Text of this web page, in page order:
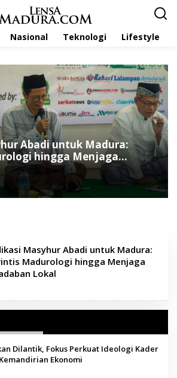
Nasional Teknologi Lifestyle
Abadi untuk Madura:
hingga Menjaga
Masyhur Abadi untuk Madura:
Madurologi hingga Menjaga
Lokal
Dilantik, Fokus Perkuat Ideologi Kader
Ekonomi